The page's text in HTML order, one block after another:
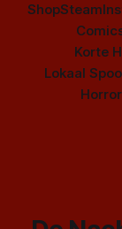
ShopSteam
Korte
Lokaal